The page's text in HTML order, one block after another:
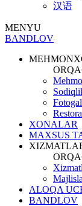
汉语
MENYU
BANDLOV
XONALAR
MAXSUS
ALOQA
BANDLOV